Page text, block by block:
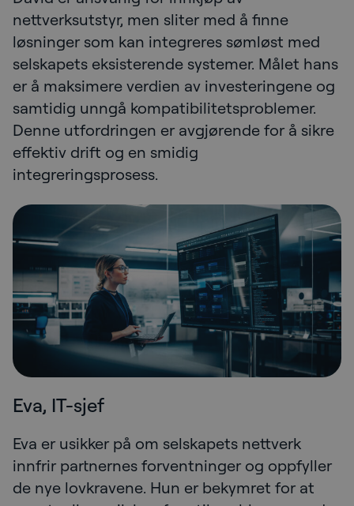
nettverksutstyr, men sliter med å finne
løsninger som kan integreres sømløst med
selskapets eksisterende systemer. Målet hans
er å maksimere verdien av investeringene og
samtidig unngå kompatibilitetsproblemer.
Denne utfordringen er avgjørende for å sikre
effektiv drift og en smidig
integreringsprosess.
Eva, IT-sjef
Eva er usikker på om selskapets nettverk
innfrir partnernes forventninger og oppfyller
de nye lovkravene. Hun er bekymret for at